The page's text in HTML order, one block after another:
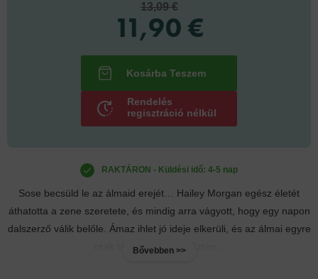
Sose becsüld le az álmaid erejét… Hailey Morgan egész életét
áthatotta a zene szeretete, és mindig arra vágyott, hogy egy napon
dalszerző válik belőle. Ámaz ihlet jó ideje elkerüli, és az álmai egyre
csak távolodnak tőle. Aztán...
Bővebben >>
RAKTÁRON - Küldési idő: 4-5 nap
13,09 €
11,90 €
Rendelés
regisztráció nélkül